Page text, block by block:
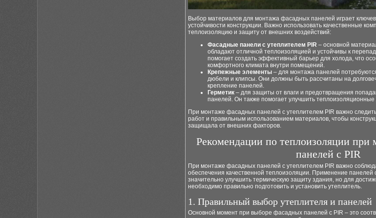
Выбор материалов для монтажа фасадных панелей играет
устойчивости конструкции. Важно использовать качественные
теплоизоляцию и защиту от внешних воздействий:
Фасадные панели с утеплителем PIR – основной
обладают отличной теплоизоляцией и устойчивы к
помогает создать эффективный барьер для холода, что
комфортного климата внутри помещений.
Крепежные элементы – для монтажа панелей
дюбели и клипсы. Они должны быть рассчитаны на
крепление панелей.
Герметик – для защиты от влаги и предотвращения
панелей. Он также помогает улучшить теплоизоляционные
При монтаже фасадных панелей с утеплителем PIR важно
работ и правильным использованием материалов, чтобы
защищала от внешних факторов.
Рекомендации по теплоизоляции при
панелей с PIR
При монтаже фасадных панелей с утеплителем PIR важно
обеспечения качественной теплоизоляции. Применение панелей
значительно улучшить термическую защиту здания, но для
необходимо правильно подготовить и установить утеплитель.
1. Правильный выбор утеплителя и панелей
Основной момент при выборе фасадных панелей с PIR – это